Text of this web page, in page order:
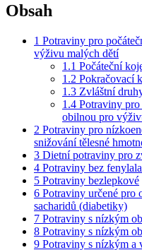
Obsah
1 Potraviny pro
výživu malých dětí
1.1 Počáteční
1.2 Pokračovací
1.3 Zvláštní
1.4 Potraviny
obilnou pro
2 Potraviny pro
snižování tělesné
3 Dietní potraviny pro
4 Potraviny bez
5 Potraviny bezlepkové
6 Potraviny určené pro
sacharidů (diabetiky)
7 Potraviny s nízkým
8 Potraviny s nízkým
9 Potraviny s nízkým a